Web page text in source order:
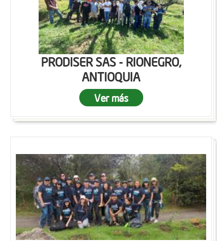
PRODISER SAS - RIONEGRO,
ANTIOQUIA
Ver más